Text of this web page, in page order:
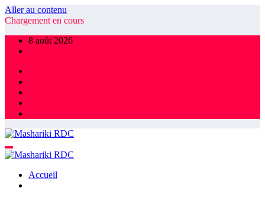
Aller au contenu
Chargement en cours
8 août 2026
Accueil